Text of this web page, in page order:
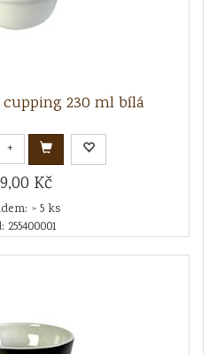
230 ml bílá
+
Kč
> 5 ks
255400001